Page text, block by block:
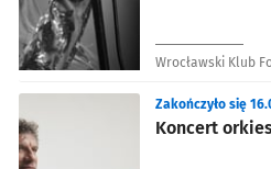
Wrocławski Klub
Koncert
Zakończyło się